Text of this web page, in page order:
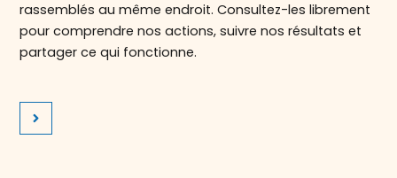
rassemblés au même endroit. Consultez-les librement
pour comprendre nos actions, suivre nos résultats et
partager ce qui fonctionne.